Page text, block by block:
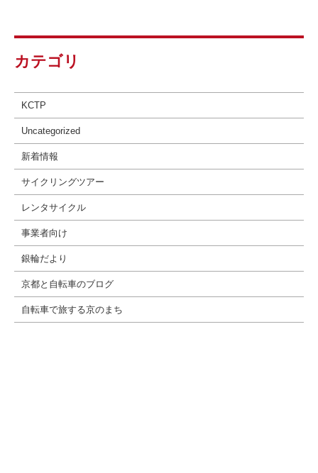
カテゴリ
KCTP
Uncategorized
新着情報
サイクリングツアー
レンタサイクル
事業者向け
銀輪だより
京都と自転車のブログ
自転車で旅する京のまち